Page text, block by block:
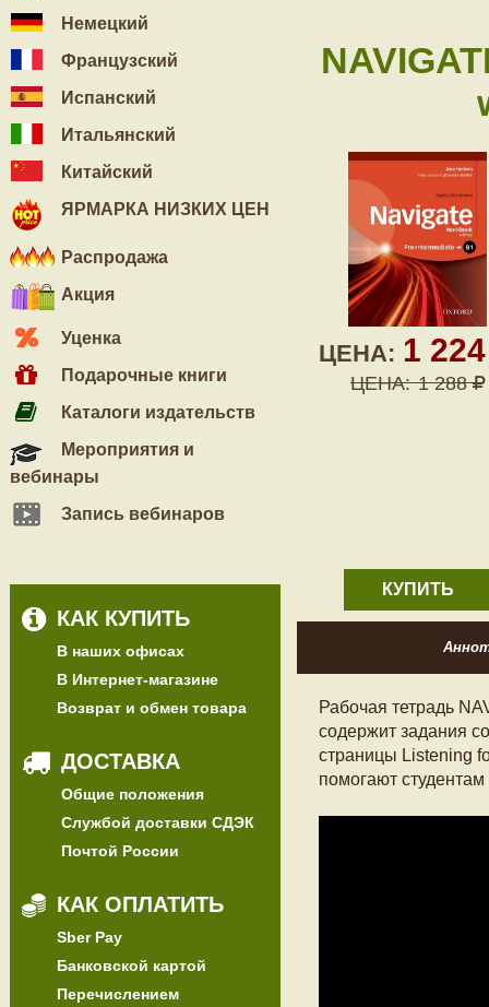
Немецкий
Французский
Испанский
Итальянский
Китайский
ЯРМАРКА НИЗКИХ ЦЕН
Распродажа
Акция
Уценка
Подарочные книги
Каталоги издательств
Мероприятия и
вебинары
Запись вебинаров
КАК КУПИТЬ
В наших офисах
В Интернет-магазине
Возврат и обмен товара
ДОСТАВКА
Общие положения
Службой доставки СДЭК
Почтой России
КАК ОПЛАТИТЬ
Sber Pay
Банковской картой
Перечислением
ЦЕНА: 1
ЦЕНА: 1 288
КУПИТЬ
Рабочая тетрадь
содержит задания
страницы Listening
помогают